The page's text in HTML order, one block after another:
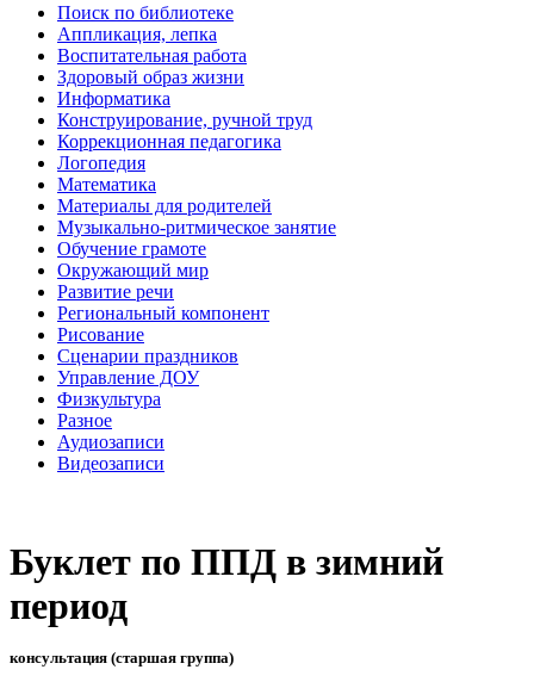
Поиск по библиотеке
Аппликация, лепка
Воспитательная работа
Здоровый образ жизни
Информатика
Конструирование, ручной труд
Коррекционная педагогика
Логопедия
Математика
Материалы для родителей
Музыкально-ритмическое занятие
Обучение грамоте
Окружающий мир
Развитие речи
Региональный компонент
Рисование
Сценарии праздников
Управление ДОУ
Физкультура
Разное
Аудиозаписи
Видеозаписи
Буклет по ППД в зимний
период
консультация (старшая группа)